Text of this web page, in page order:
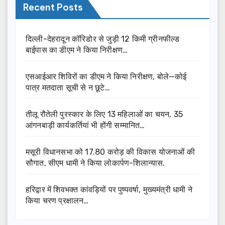
Recent Posts
दिल्ली-देहरादून कॉरिडोर से जुड़ी 12 किमी ग्रीनफील्ड
बाईपास का डीएम ने किया निरीक्षण…
एसआईआर शिविरों का डीएम ने किया निरीक्षण, बोले—कोई
पात्र मतदाता सूची से न छूटे…
तीलू रौतेली पुरस्कार के लिए 13 महिलाओं का चयन, 35
आंगनबाड़ी कार्यकर्तियां भी होंगी सम्मानित…
मसूरी विधानसभा को 17.80 करोड़ की विकास योजनाओं की
सौगात, सीएम धामी ने किया लोकार्पण-शिलान्यास.
हरिद्वार में शिवभक्त कांवड़ियों पर पुष्पवर्षा, मुख्यमंत्री धामी ने
किया चरण प्रक्षालन…